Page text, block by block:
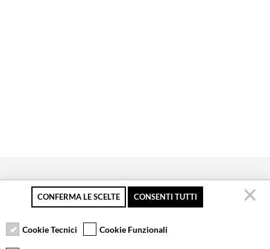
Pagamento sicuro
Resi gratuiti fino a 30
Servizio clienti
CONFERMA LE SCELTE CONSENTI TUTTI
Cookie Tecnici Cookie Funzionali